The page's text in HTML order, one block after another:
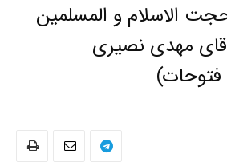
الاسلام و المسلمین
مهدی نصیری